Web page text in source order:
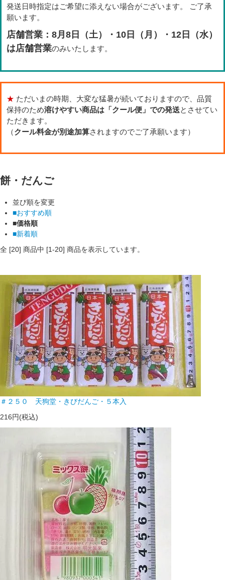
発送日時指定はご希望に添えない場合がございます。 ご了承
願います。
店舗営業：8月8日（土）・10日（月）・12日（水）
は店舗営業のみいたします。
★ ただいまの時期、大変な猛暑が続いておりますので、品質
保持のため溶けやすい商品は「クール便」での発送とさせてい
ただきます。
（クール料金が別途加算されますのでご了承願います）
餅・だんご
並び順を変更
■おすすめ順
■価格順
■新着順
全 [20] 商品中 [1-20] 商品を表示しています。
＃２５０ 天狗堂・きびだんご・５本入
216円(税込)